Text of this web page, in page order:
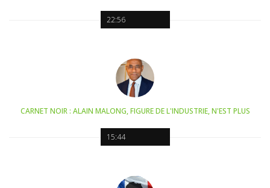
22:56
15:44
CARNET NOIR : ALAIN MALONG, FIGURE DE L'INDUSTRIE, N'EST PLUS